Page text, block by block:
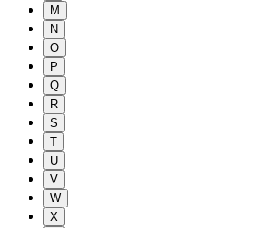
M
N
O
P
Q
R
S
T
U
V
W
X